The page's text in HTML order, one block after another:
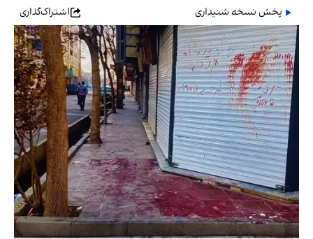
پخش نسخه شنیداری اشتراک‌گذاری